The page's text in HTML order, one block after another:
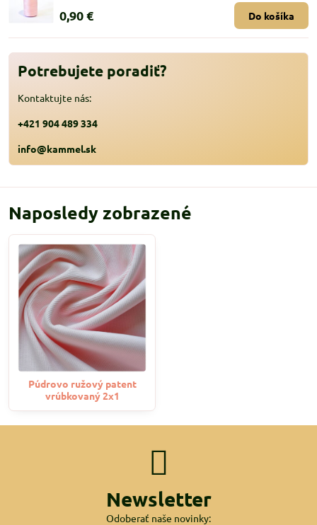
0,90 € Do košíka
Potrebujete poradiť?
Kontaktujte nás:
+421 904 489 334
info@kammel.sk
Naposledy zobrazené
Púdrovo ružový patent
vrúbkovaný 2x1
Newsletter
Odoberať naše novinky: